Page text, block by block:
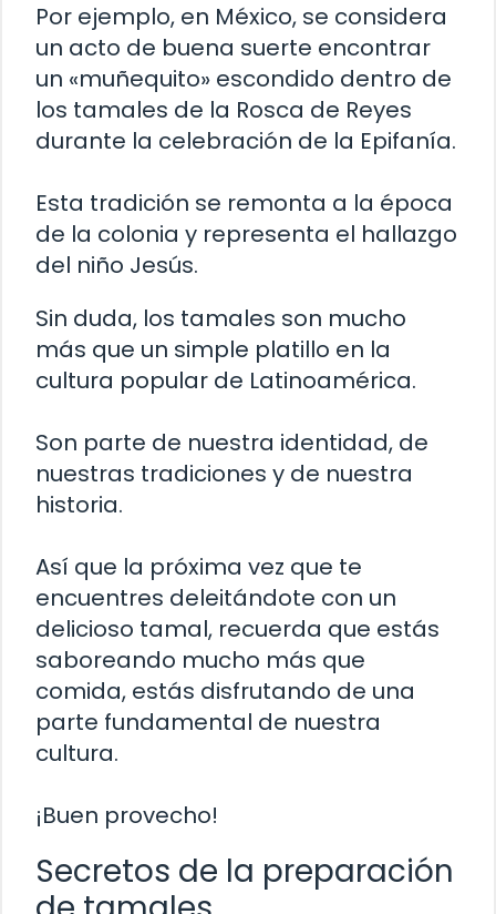
Por ejemplo, en México, se considera
un acto de buena suerte encontrar
un «muñequito» escondido dentro de
los tamales de la Rosca de Reyes
durante la celebración de la Epifanía.
Esta tradición se remonta a la época
de la colonia y representa el hallazgo
del niño Jesús.
Sin duda, los tamales son mucho
más que un simple platillo en la
cultura popular de Latinoamérica.
Son parte de nuestra identidad, de
nuestras tradiciones y de nuestra
historia.
Así que la próxima vez que te
encuentres deleitándote con un
delicioso tamal, recuerda que estás
saboreando mucho más que
comida, estás disfrutando de una
parte fundamental de nuestra
cultura.
¡Buen provecho!
Secretos de la preparación